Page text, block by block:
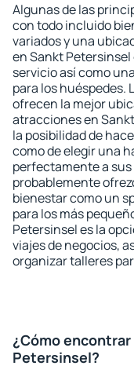
Algunas de las
con todo incluido
variados y una
en Sankt
servicio así como
para los huéspedes.
ofrecen la mejor
atracciones en
la posibilidad de
como de elegir una
perfectamente a
probablemente
bienestar como un
para los más
Petersinsel es la
viajes de negocios,
organizar talleres
¿Cómo
Petersinsel?